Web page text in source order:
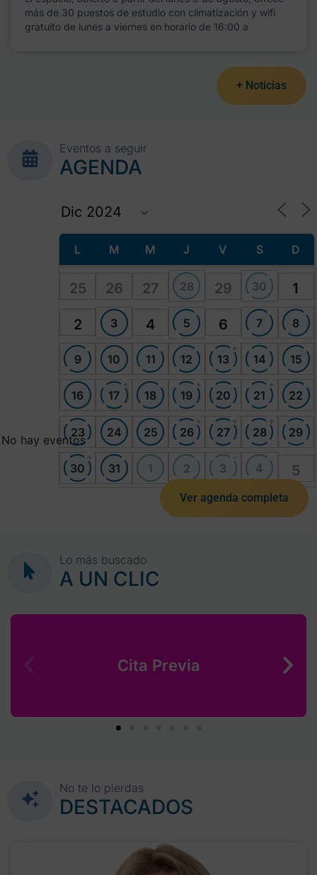
más de 30 puestos de estudio con climatización y wifi
gratuito de lunes a viernes en horario de 16:00 a
+ Noticias
Eventos a seguir
AGENDA
L M M J V S D
25 26 27 28 29 30 1
2 3 4 5 6 7 8
9 10 11 12 13
+
14 15
16 17
+
18 19
+
20 21
+
22
23 24 25 26
+
27
+
28
+
29
30
+
31 1 2 3 4 5
No hay eventos
Ver agenda completa
Lo más buscado
A UN CLIC
Cita Previa
No te lo pierdas
DESTACADOS